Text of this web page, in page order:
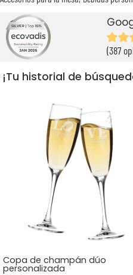
(387
¡Tu historial de
Copa de champán dúo
personalizada